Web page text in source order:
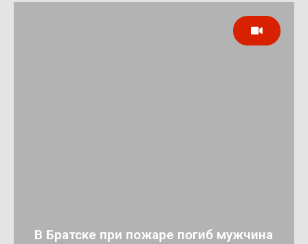
В Братске при пожаре погиб мужчина